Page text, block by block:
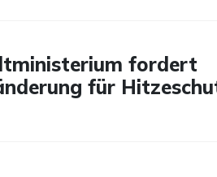
fordert
für